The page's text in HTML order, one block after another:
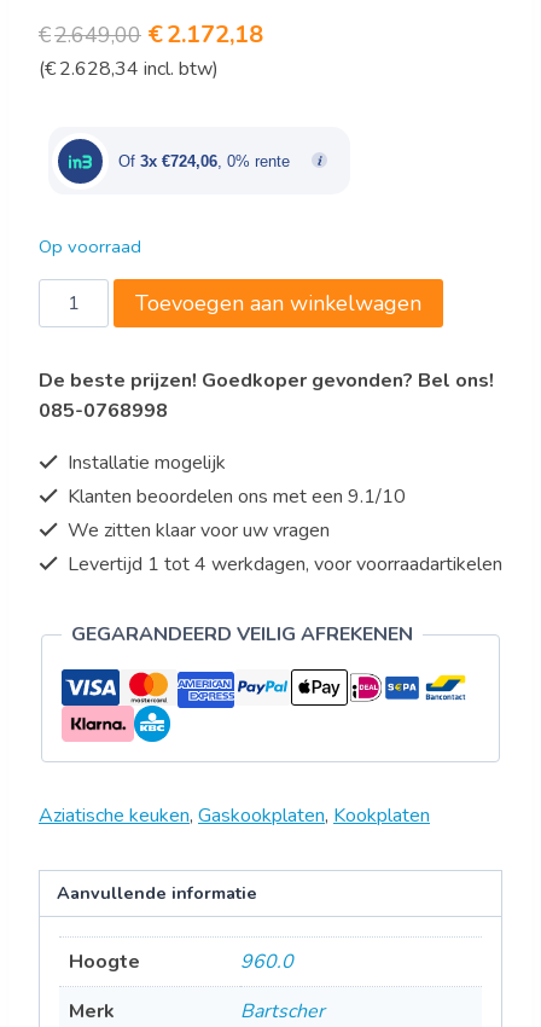
€2.649,00 Oorspronkelijke
prijs
€2.649,00.
€2.172,18Huidige
€2.172,18.
(€2.628,34 incl. btw)
Of 3x €724,06, 0% rente
Op voorraad
Bartscher
Wokkookplaat,
branders
aantal
Toevoegen aan winkelwagen
De beste prijzen! Goedkoper gevonden? Bel ons!
085-0768998
Installatie mogelijk
Klanten beoordelen ons met een 9.1/10
We zitten klaar voor uw vragen
Levertijd 1 tot 4 werkdagen, voor voorraadartikelen
GEGARANDEERD VEILIG AFREKENEN
Aziatische keuken, Gaskookplaten, Kookplaten
Aanvullende informatie
Hoogte
960.0
Merk
Bartscher